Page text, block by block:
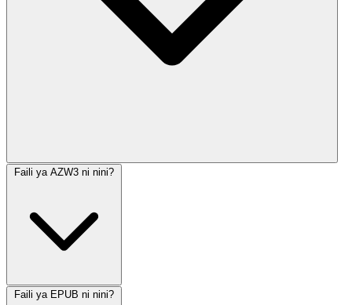
Faili ya AZW3 ni nini?
Faili ya EPUB ni nini?